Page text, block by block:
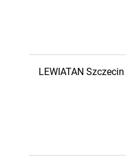
LEWIATAN Szczecin